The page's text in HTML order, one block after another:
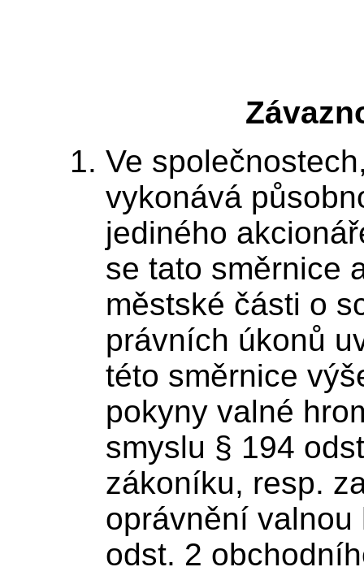
Ve
vykonává
jediného
se tato směrnice
městské části o
právních úkonů
této směrnice
pokyny valné
smyslu § 194
zákoníku, resp.
oprávnění valnou
odst. 2